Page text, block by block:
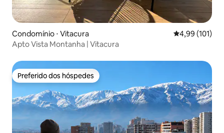
Condomínio ⋅ Vitacura 4,99 de uma
4,99 (101)
Apto Vista Montanha | Vitacura
Preferido dos hóspedes
Preferido dos hóspedes